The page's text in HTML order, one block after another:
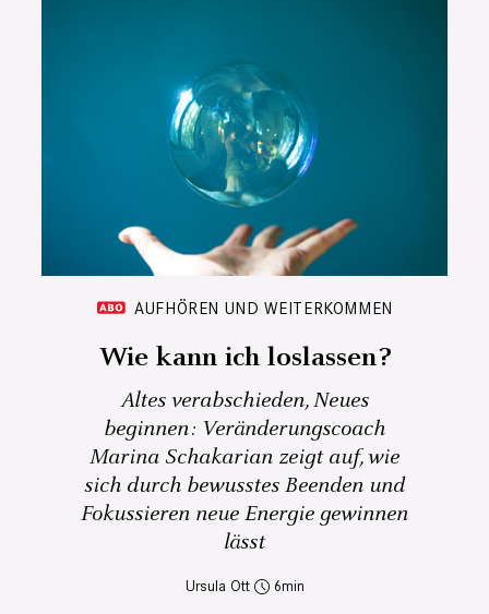
AUFHÖREN UND WEITERKOMMEN
Wie kann ich loslassen?
Altes verabschieden, Neues
beginnen: Veränderungscoach
Marina Schakarian zeigt auf, wie
sich durch bewusstes Beenden und
Fokussieren neue Energie gewinnen
lässt
Ursula Ott 6